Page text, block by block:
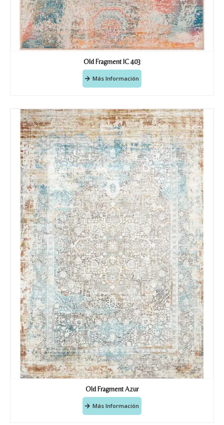
Old Fragment IC 403
Más Información
Old Fragment Azur
Más Información
Nombre y Referencia del producto*
Acuerdo RGPD*
Doy mi consentimiento para que
esta web almacene la
información que envío para que
puedan responder a mi petición.
Recibir mi oferta